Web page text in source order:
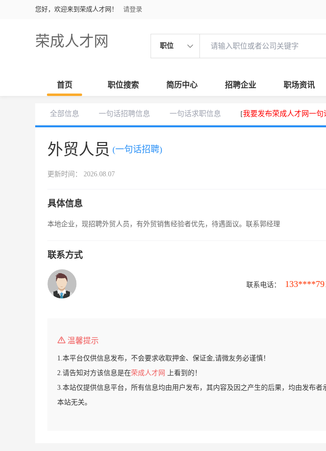
您好，欢迎来到荣成人才网！ 请登录
荣成人才网 职位
首页 职位搜索 简历中心 招聘企业 职场资讯
全部信息 一句话招聘信息 一句话求职信息 [我要发布荣成人才网一句
外贸人员 (一句话招聘)
更新时间： 2026.08.07
具体信息
本地企业，现招聘外贸人员，有外贸销售经验者优先，待遇面议。联系郭经理
联系方式
联系电话：
温馨提示
1.本平台仅供信息发布，不会要求收取押金、保证金,请微友务必谨慎！
2.请告知对方该信息是在荣成人才网
上看到的！
3.本站仅提供信息平台，所有信息均由用户发布，其内容及因之产生的后果，均由发布者
本站无关。